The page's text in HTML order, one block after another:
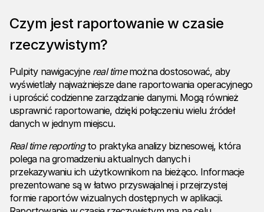
Czym jest raportowanie w czasie
rzeczywistym?
Pulpity nawigacyjne real timemożna dostosować, aby
wyświetlały najważniejsze dane raportowania operacyjnego
i uprościć codzienne zarządzanie danymi. Mogą również
usprawnić raportowanie, dzięki połączeniu wielu źródeł
danych w jednym miejscu.
Real time reportingto praktyka analizy biznesowej, która
polega na gromadzeniu aktualnych danych i
przekazywaniu ich użytkownikom na bieżąco. Informacje
prezentowane są w łatwo przyswajalnej i przejrzystej
formie raportów wizualnych dostępnych w aplikacji.